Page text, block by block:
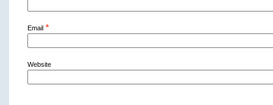
Email *
Website